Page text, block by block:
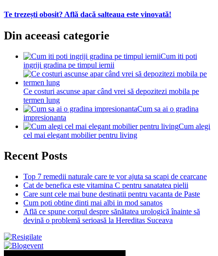
Te trezești obosit? Află dacă salteaua este vinovată!
Din aceeasi categorie
Cum iti poti
ingriji gradina pe timpul iernii
Ce costuri ascunse apar când vrei să depozitezi mobila pe
termen lung
Cum sa ai o gradina
impresionanta
Cum alegi
cel mai elegant mobilier pentru living
Recent Posts
Top 7 remedii naturale care te vor ajuta sa scapi de cearcane
Cat de benefica este vitamina C pentru sanatatea pielii
Care sunt cele mai bune destinatii pentru vacanta de Paste
Cum poti obtine dinti mai albi in mod sanatos
Află ce spune corpul despre sănătatea urologică înainte să
devină o problemă serioasă la Hereditas Suceava